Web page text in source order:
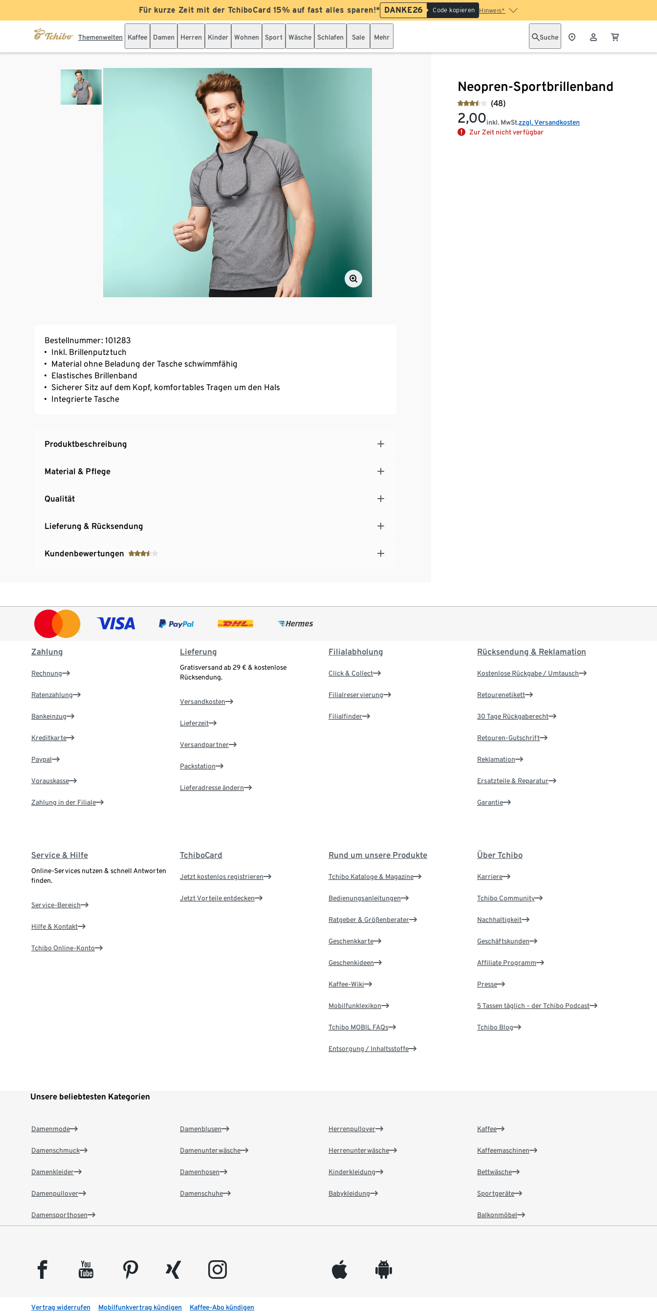
Für kurze Zeit mit der TchiboCard 15% auf fast alles sparen!* DANKE26 Code kopieren Hinweis*
Themenwelten Kaffee Damen Herren Kinder Wohnen Sport Wäsche Schlafen Sale Mehr Suche
Neopren-Sportbrillenband
(48)
2,00inkl. MwSt.zzgl. Versandkosten
Zur Zeit nicht verfügbar
Bestellnummer: 101283
Inkl. Brillenputztuch
Material ohne Beladung der Tasche schwimmfähig
Elastisches Brillenband
Sicherer Sitz auf dem Kopf, komfortables Tragen um den Hals
Integrierte Tasche
Produktbeschreibung
Material & Pflege
Qualität
Lieferung & Rücksendung
Kundenbewertungen
Zahlung
Rechnung
Ratenzahlung
Bankeinzug
Kreditkarte
Paypal
Vorauskasse
Zahlung in der Filiale
Lieferung
Gratisversand ab 29 € & kostenlose
Rücksendung.
Versandkosten
Lieferzeit
Versandpartner
Packstation
Lieferadresse ändern
Filialabholung
Click & Collect
Filialreservierung
Filialfinder
Rücksendung & Reklamation
Kostenlose Rückgabe / Umtausch
Retourenetikett
30 Tage Rückgaberecht
Retouren-Gutschrift
Reklamation
Ersatzteile & Reparatur
Garantie
Service & Hilfe
Online-Services nutzen & schnell Antworten
finden.
Service-Bereich
Hilfe & Kontakt
Tchibo Online-Konto
TchiboCard
Jetzt kostenlos registrieren
Jetzt Vorteile entdecken
Rund um unsere Produkte
Tchibo Kataloge & Magazine
Bedienungsanleitungen
Ratgeber & Größenberater
Geschenkkarte
Geschenkideen
Kaffee-Wiki
Mobilfunklexikon
Tchibo MOBIL FAQs
Entsorgung / Inhaltsstoffe
Über Tchibo
Karriere
Tchibo Community
Nachhaltigkeit
Geschäftskunden
Affiliate Programm
Presse
5 Tassen täglich – der Tchibo Podcast
Tchibo Blog
Unsere beliebtesten Kategorien
Damenmode
Damenschmuck
Damenkleider
Damenpullover
Damensporthosen
Damenblusen
Damenunterwäsche
Damenhosen
Damenschuhe
Herrenpullover
Herrenunterwäsche
Kinderkleidung
Babykleidung
Kaffee
Kaffeemaschinen
Bettwäsche
Sportgeräte
Balkonmöbel
facebook youtube pinterest xing instagram appleinc android
Vertrag widerrufen Mobilfunkvertrag kündigen Kaffee-Abo kündigen